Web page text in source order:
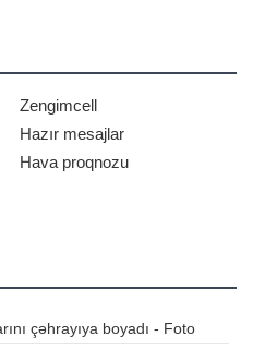
Zengimcell
Hazır mesajlar
Hava proqnozu
çəhrayıya boyadı - Foto